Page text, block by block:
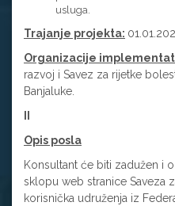
usluga.
Trajanje projekta:
Organizacije
razvoj i Savez za rijetke
Banjaluke.
Opis posla
Konsultant će biti zadužen i
sklopu web stranice Saveza
korisnička udruženja iz